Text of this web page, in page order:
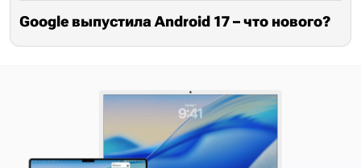
Google выпустила Android 17 – что нового?